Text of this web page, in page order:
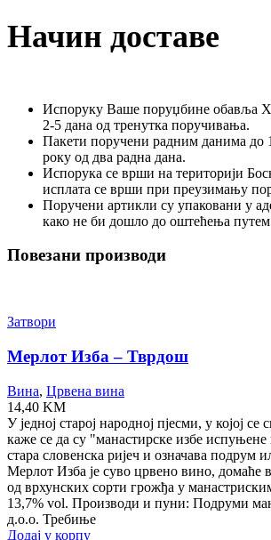
Начин доставе
Испоруку Ваше поруџбине обавља X
2-5 дана од тренутка поручивања.
Пакети поручени радним данима до
року од два радна дана.
Испорука се врши на територији
исплата се врши при преузимању
Поручени артикли су упаковани у
како не би дошло до оштећења путем
Повезани производи
Затвори
Мерлот Изба – Тврдош
Вина, Црвена вина
14,40 KM
У једној старој народној пјесми, у којој
каже се да су "манастирске избе
стара словенска ријеч и означава подрум
Мерлот Изба је суво црвено вино, домаће
од врхунских сорти грожђа у
13,7% vol. Производи и пуни: Подруми
д.о.о. Требиње
Додај у корпу